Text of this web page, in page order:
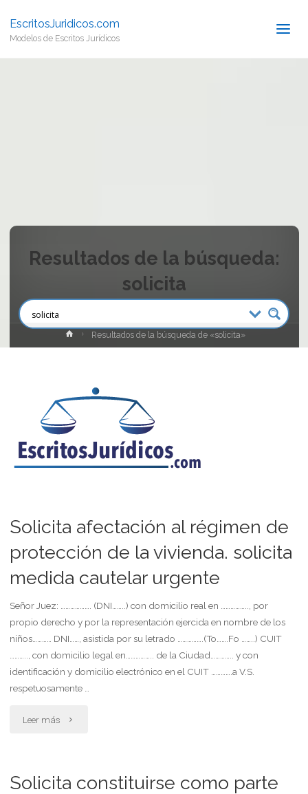
EscritosJuridicos.com
Modelos de Escritos Jurídicos
Resultados de la búsqueda:
solicita
InicioResultados de la búsqueda de «solicita»
Solicita afectación al régimen de
protección de la vivienda. solicita
medida cautelar urgente
Señor Juez: ………………. (DNI……..) con domicilio real en …………….., por
propio derecho y por la representación ejercida en nombre de los
niños………… DNI……, asistida por su letrado …………….(To…….Fo ……..) CUIT
……….., con domicilio legal en…………….. de la Ciudad………….. y con
identificación y domicilio electrónico en el CUIT ………….a V.S.
respetuosamente …
Leer más "Solicita
Solicita constituirse como parte